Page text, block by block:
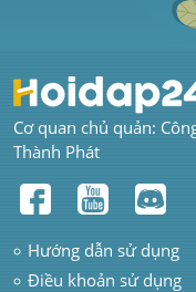
Cơ quan chủ quản:
Thành Phát
Hướng dẫn sử dụng
Điều khoản sử dụng